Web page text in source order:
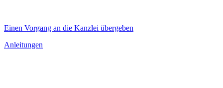
Einen Vorgang an die Kanzlei übergeben
Anleitungen